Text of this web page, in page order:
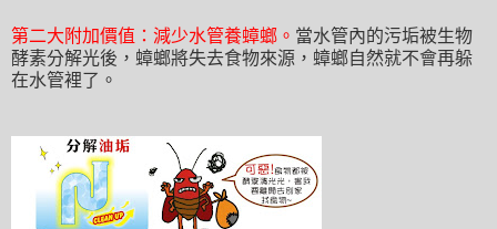
第二大附加價值 ：減少水管養蟑螂 。 當水管內的污垢被生物
酵素分解光後 ，蟑螂將失去食物來源 ，蟑螂自然就不會再躲
在水管裡了 。